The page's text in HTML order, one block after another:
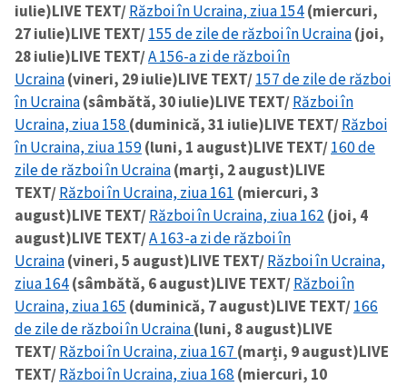
iulie)LIVE TEXT/Război în Ucraina, ziua 154(miercuri,
27 iulie)LIVE TEXT/155 de zile de război în Ucraina(joi,
28 iulie)LIVE TEXT/A 156-a zi de război în
Ucraina(vineri, 29 iulie)LIVE TEXT/157 de zile de război
în Ucraina(sâmbătă, 30 iulie)LIVE TEXT/Război în
Ucraina, ziua 158 (duminică, 31 iulie)LIVE TEXT/Război
în Ucraina, ziua 159(luni, 1 august)LIVE TEXT/160 de
zile de război în Ucraina(marți, 2 august)LIVE
TEXT/Război în Ucraina, ziua 161 (miercuri, 3
august)LIVE TEXT/Război în Ucraina, ziua 162 (joi, 4
august)LIVE TEXT/A 163-a zi de război în
Ucraina(vineri, 5 august)LIVE TEXT/Război în Ucraina,
ziua 164(sâmbătă, 6 august)LIVE TEXT/Război în
Ucraina, ziua 165 (duminică, 7 august)LIVE TEXT/166
de zile de război în Ucraina(luni, 8 august)LIVE
TEXT/Război în Ucraina, ziua 167 (marți, 9 august)LIVE
TEXT/Război în Ucraina, ziua 168 (miercuri, 10